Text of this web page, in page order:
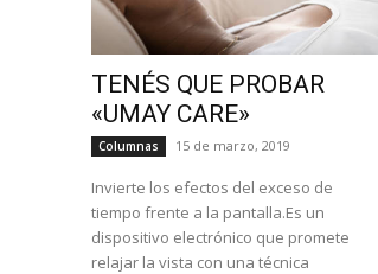
TENÉS QUE PROBAR
«UMAY CARE»
Columnas 15 de marzo, 2019
Invierte los efectos del exceso de
tiempo frente a la pantalla.Es un
dispositivo electrónico que promete
relajar la vista con una técnica